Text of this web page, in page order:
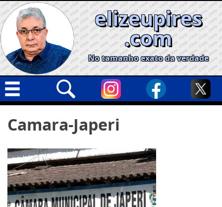
Skip
to
content
elizeupires
.com
No tamanho exato da verdade
Geral
Cidades
Política
Nacional
Opinião
por:
Camara-Japeri